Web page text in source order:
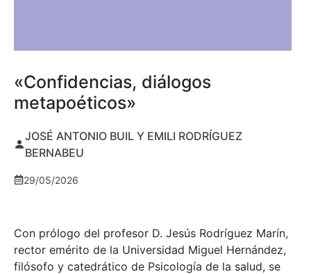
«Confidencias, diálogos
metapoéticos»
JOSÉ ANTONIO BUIL Y EMILI RODRÍGUEZ
BERNABEU
29/05/2026
Con prólogo del profesor D. Jesús Rodríguez Marín,
rector emérito de la Universidad Miguel Hernández,
filósofo y catedrático de Psicología de la salud, se